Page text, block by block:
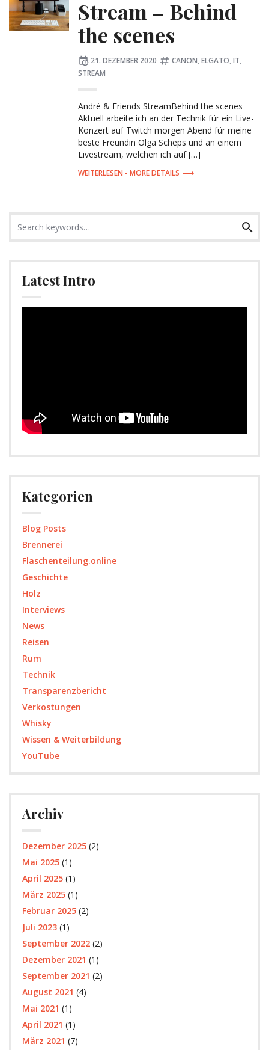
Stream – Behind
the scenes
Posted
on
21. DEZEMBER 2020 Tagged:
CANON, ELGATO, IT,
STREAM
André & Friends StreamBehind the scenes
Aktuell arbeite ich an der Technik für ein Live-
Konzert auf Twitch morgen Abend für meine
beste Freundin Olga Scheps und an einem
Livestream, welchen ich auf […]
MORE DETAILS
for:
Search
Latest Intro
Kategorien
Blog Posts
Brennerei
Flaschenteilung.online
Geschichte
Holz
Interviews
News
Reisen
Rum
Technik
Transparenzbericht
Verkostungen
Whisky
Wissen & Weiterbildung
YouTube
Archiv
Dezember 2025(2)
Mai 2025(1)
April 2025(1)
März 2025(1)
Februar 2025(2)
Juli 2023(1)
September 2022(2)
Dezember 2021 (1)
September 2021 (2)
August 2021 (4)
Mai 2021 (1)
April 2021 (1)
März 2021 (7)